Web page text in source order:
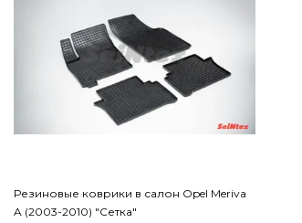
Резиновые коврики в салон Opel Meriva
A (2003-2010) "Сетка"